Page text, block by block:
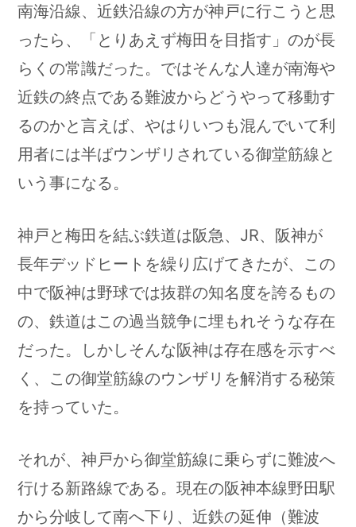
南海沿線、近鉄沿線の方が神戸に行こうと思
ったら、「とりあえず梅田を目指す」のが長
らくの常識だった。ではそんな人達が南海や
近鉄の終点である難波からどうやって移動す
るのかと言えば、やはりいつも混んでいて利
用者には半ばウンザリされている御堂筋線と
いう事になる。
神戸と梅田を結ぶ鉄道は阪急、JR、阪神が
長年デッドヒートを繰り広げてきたが、この
中で阪神は野球では抜群の知名度を誇るもの
の、鉄道はこの過当競争に埋もれそうな存在
だった。しかしそんな阪神は存在感を示すべ
く、この御堂筋線のウンザリを解消する秘策
を持っていた。
それが、神戸から御堂筋線に乗らずに難波へ
行ける新路線である。現在の阪神本線野田駅
から分岐して南へ下り、近鉄の延伸（難波